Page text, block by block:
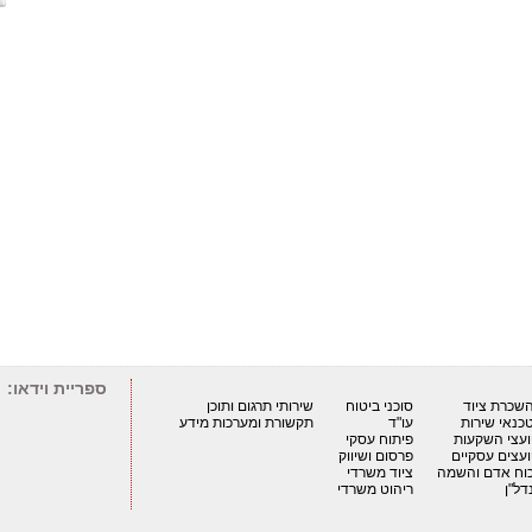
השכרת ציוד
שירות
יועצי השקעות
יועצים עסקיים
אדם והשמה
נדל"ן
סוכני ביטוח
עו"ד
פיתוח עסקי
פרסום ושיווק
ציוד משרדי
ריהוט משרדי
שירותי תרגום ותוכן
תקשורת ומערכות מידע
ספריית וידאו: